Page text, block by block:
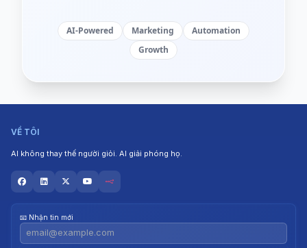
AI-Powered Marketing
Automation
Growth
VỀ TÔI
AI không thay thế người giỏi. AI giải phóng họ.
📧 Nhận tin mới